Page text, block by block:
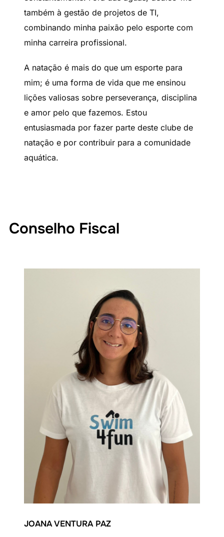
também à gestão de projetos de TI,
combinando minha paixão pelo esporte com
minha carreira profissional.
A natação é mais do que um esporte para
mim; é uma forma de vida que me ensinou
lições valiosas sobre perseverança, disciplina
e amor pelo que fazemos. Estou
entusiasmada por fazer parte deste clube de
natação e por contribuir para a comunidade
aquática.
Conselho Fiscal
JOANA VENTURA PAZ